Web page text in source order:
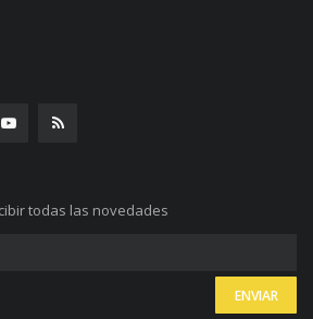
todas las novedades